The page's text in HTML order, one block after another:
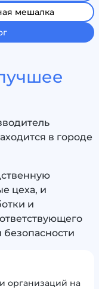
мешалка
в городе
цеха, и
и
организаций на